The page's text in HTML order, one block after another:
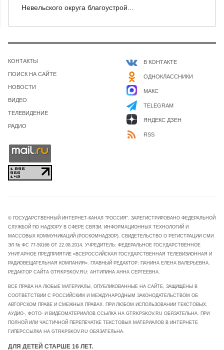
Невельского округа благоустрой...
КОНТАКТЫ
ПОИСК НА САЙТЕ
НОВОСТИ
ВИДЕО
ТЕЛЕВИДЕНИЕ
РАДИО
В КОНТАКТЕ
ОДНОКЛАССНИКИ
МАКС
TELEGRAM
ЯНДЕКС ДЗЕН
RSS
© ГОСУДАРСТВЕННЫЙ ИНТЕРНЕТ-КАНАЛ "РОССИЯ". ЗАРЕГИСТРИРОВАНО ФЕДЕРАЛЬНОЙ
СЛУЖБОЙ ПО НАДЗОРУ В СФЕРЕ СВЯЗИ, ИНФОРМАЦИОННЫХ ТЕХНОЛОГИЙ И
МАССОВЫХ КОММУНИКАЦИЙ (РОСКОМНАДЗОР). СВИДЕТЕЛЬСТВО О РЕГИСТРАЦИИ СМИ
ЭЛ № ФС 77-59166 ОТ 22.08.2014. УЧРЕДИТЕЛЬ: ФЕДЕРАЛЬНОЕ ГОСУДАРСТВЕННОЕ
УНИТАРНОЕ ПРЕДПРИЯТИЕ «ВСЕРОССИЙСКАЯ ГОСУДАРСТВЕННАЯ ТЕЛЕВИЗИОННАЯ И
РАДИОВЕЩАТЕЛЬНАЯ КОМПАНИЯ». ГЛАВНЫЙ РЕДАКТОР: ПАНИНА ЕЛЕНА ВАЛЕРЬЕВНА.
РЕДАКТОР САЙТА GTRKPSKOV.RU: АНТИПИНА АННА СЕРГЕЕВНА.
ВСЕ ПРАВА НА ЛЮБЫЕ МАТЕРИАЛЫ, ОПУБЛИКОВАННЫЕ НА САЙТЕ, ЗАЩИЩЕНЫ В
СООТВЕТСТВИИ С РОССИЙСКИМ И МЕЖДУНАРОДНЫМ ЗАКОНОДАТЕЛЬСТВОМ ОБ
АВТОРСКОМ ПРАВЕ И СМЕЖНЫХ ПРАВАХ. ПРИ ЛЮБОМ ИСПОЛЬЗОВАНИИ ТЕКСТОВЫХ,
АУДИО-, ФОТО- И ВИДЕОМАТЕРИАЛОВ ССЫЛКА НА GTRKPSKOV.RU ОБЯЗАТЕЛЬНА. ПРИ
ПОЛНОЙ ИЛИ ЧАСТИЧНОЙ ПЕРЕПЕЧАТКЕ ТЕКСТОВЫХ МАТЕРИАЛОВ В ИНТЕРНЕТЕ
ГИПЕРССЫЛКА НА GTRKPSKOV.RU ОБЯЗАТЕЛЬНА.
ДЛЯ ДЕТЕЙ СТАРШЕ 16 ЛЕТ.